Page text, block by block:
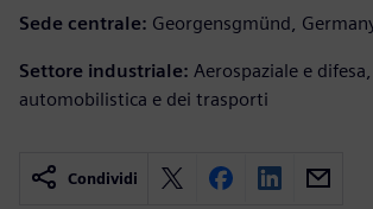
Sede centrale: Georgensgmünd,
Settore industriale: Aerospaziale e
automobilistica e dei trasporti
Condividi